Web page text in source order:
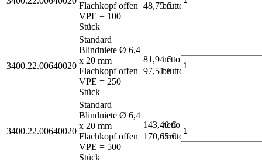
Flachkopf offen
VPE = 100
Stück
48,75 €brutto*
3400.22.00640020
Standard
Blindniete Ø 6,4
x 20 mm
Flachkopf offen
VPE = 250
Stück
81,94 €
netto
97,51 €brutto*
3400.22.00640020
Standard
Blindniete Ø 6,4
x 20 mm
Flachkopf offen
VPE = 500
Stück
143,40 €
netto
170,65 €
brutto*